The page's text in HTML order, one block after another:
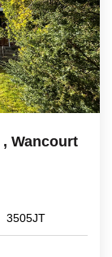
, Wancourt
3505JT